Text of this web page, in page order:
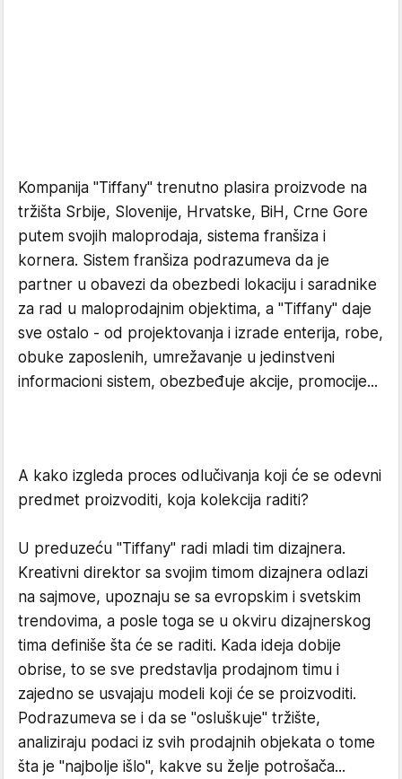
Kompanija "Tiffany" trenutno plasira proizvode na
tržišta Srbije, Slovenije, Hrvatske, BiH, Crne Gore
putem svojih maloprodaja, sistema franšiza i
kornera. Sistem franšiza podrazumeva da je
partner u obavezi da obezbedi lokaciju i saradnike
za rad u maloprodajnim objektima, a "Tiffany" daje
sve ostalo - od projektovanja i izrade enterija, robe,
obuke zaposlenih, umrežavanje u jedinstveni
informacioni sistem, obezbeđuje akcije, promocije...
A kako izgleda proces odlučivanja koji će se odevni
predmet proizvoditi, koja kolekcija raditi?
U preduzeću "Tiffany" radi mladi tim dizajnera.
Kreativni direktor sa svojim timom dizajnera odlazi
na sajmove, upoznaju se sa evropskim i svetskim
trendovima, a posle toga se u okviru dizajnerskog
tima definiše šta će se raditi. Kada ideja dobije
obrise, to se sve predstavlja prodajnom timu i
zajedno se usvajaju modeli koji će se proizvoditi.
Podrazumeva se i da se "osluškuje" tržište,
analiziraju podaci iz svih prodajnih objekata o tome
šta je "najbolje išlo", kakve su želje potrošača...